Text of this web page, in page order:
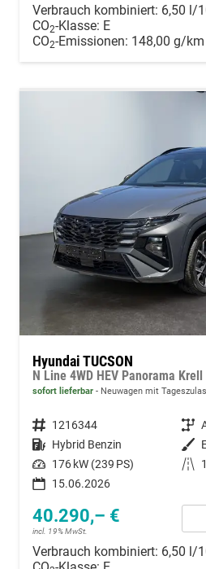
Verbrauch kombiniert: 6,50 l/
CO2-Klasse: E
CO2-Emissionen: 148,00 g/km
Hyundai TUCSON
sofort lieferbar Neuwagen mit
Fahrzeugnummer 1216344 Getriebe
Kraftstoff Hybrid Benzin Außenfarbe
Leistung 176 kW (239 PS) Kilometerstand
15.06.2026
40.290,– €
incl. 19% MwSt.
Verbrauch kombiniert: 6,50 l/